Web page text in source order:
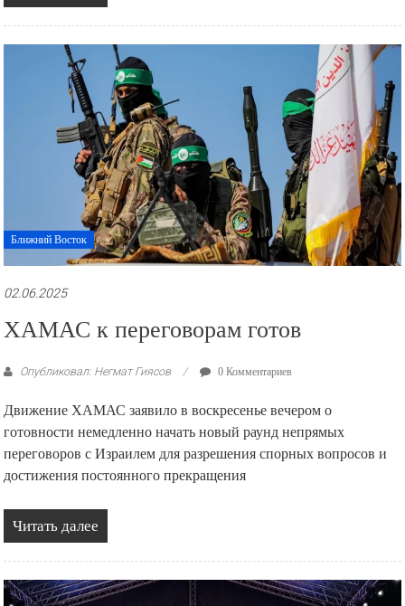
Ближний Восток
02.06.2025
ХАМАС к переговорам готов
Опубликовал: Негмат Гиясов 0 Комментариев
Движение ХАМАС заявило в воскресенье вечером о
готовности немедленно начать новый раунд непрямых
переговоров с Израилем для разрешения спорных вопросов и
достижения постоянного прекращения
Читать далее